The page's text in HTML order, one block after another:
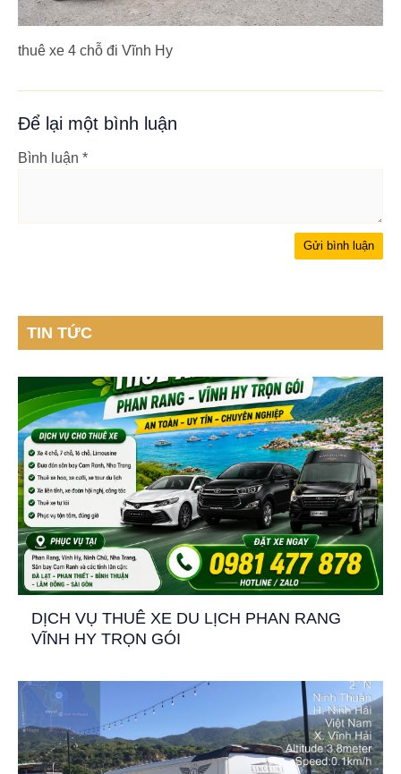
thuê xe 4 chỗ đi Vĩnh Hy
Để lại một bình luận
Bình luận *
TIN TỨC
DỊCH VỤ THUÊ XE DU LỊCH PHAN RANG
VĨNH HY TRỌN GÓI